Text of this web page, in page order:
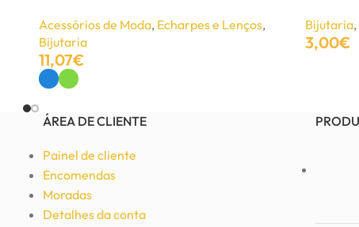
Acessórios de Moda, Echarpes e Lenços,
Bijutaria
11,07€
Bijutaria,
3,00€
ÁREA DE CLIENTE
Painel de cliente
Encomendas
Moradas
Detalhes da conta